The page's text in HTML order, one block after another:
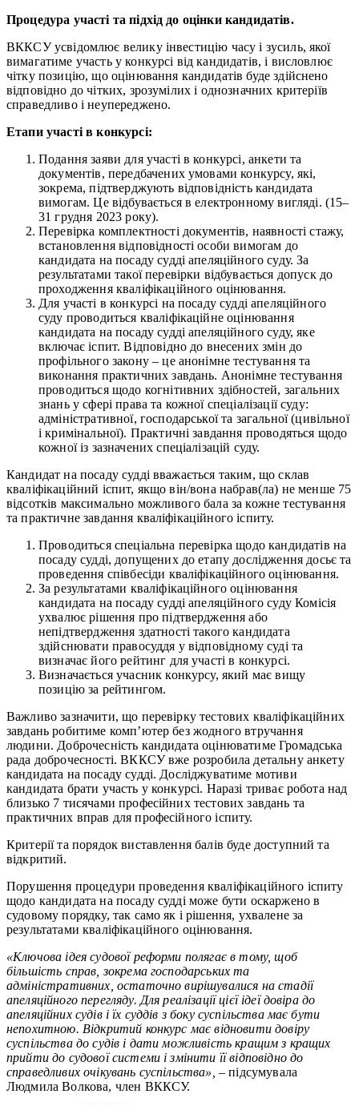
Процедура участі та підхід до оцінки кандидатів.
ВККСУ усвідомлює велику інвестицію часу і зусиль, якої
вимагатиме участь у конкурсі від кандидатів, і висловлює
чітку позицію, що оцінювання кандидатів буде здійснено
відповідно до чітких, зрозумілих і однозначних критеріїв
справедливо і неупереджено.
Етапи участі в конкурсі:
Подання заяви для участі в конкурсі, анкети та
документів, передбачених умовами конкурсу, які,
зокрема, підтверджують відповідність кандидата
вимогам. Це відбувається в електронному вигляді. (15–
31 грудня 2023 року).
Перевірка комплектності документів, наявності стажу,
встановлення відповідності особи вимогам до
кандидата на посаду судді апеляційного суду. За
результатами такої перевірки відбувається допуск до
проходження кваліфікаційного оцінювання.
Для участі в конкурсі на посаду судді апеляційного
суду проводиться кваліфікаційне оцінювання
кандидата на посаду судді апеляційного суду, яке
включає іспит. Відповідно до внесених змін до
профільного закону – це анонімне тестування та
виконання практичних завдань. Анонімне тестування
проводиться щодо когнітивних здібностей, загальних
знань у сфері права та кожної спеціалізації суду:
адміністративної, господарської та загальної (цивільної
і кримінальної). Практичні завдання проводяться щодо
кожної із зазначених спеціалізацій суду.
Кандидат на посаду судді вважається таким, що склав
кваліфікаційний іспит, якщо він/вона набрав(ла) не менше 75
відсотків максимально можливого бала за кожне тестування
та практичне завдання кваліфікаційного іспиту.
Проводиться спеціальна перевірка щодо кандидатів на
посаду судді, допущених до етапу дослідження досьє та
проведення співбесіди кваліфікаційного оцінювання.
За результатами кваліфікаційного оцінювання
кандидата на посаду судді апеляційного суду Комісія
ухвалює рішення про підтвердження або
непідтвердження здатності такого кандидата
здійснювати правосуддя у відповідному суді та
визначає його рейтинг для участі в конкурсі.
Визначається учасник конкурсу, який має вищу
позицію за рейтингом.
Важливо зазначити, що перевірку тестових кваліфікаційних
завдань робитиме комп’ютер без жодного втручання
людини. Доброчесність кандидата оцінюватиме Громадська
рада доброчесності. ВККСУ вже розробила детальну анкету
кандидата на посаду судді. Досліджуватиме мотиви
кандидата брати участь у конкурсі. Наразі триває робота над
близько 7 тисячами професійних тестових завдань та
практичних вправ для професійного іспиту.
Критерії та порядок виставлення балів буде доступний та
відкритий.
Порушення процедури проведення кваліфікаційного іспиту
щодо кандидата на посаду судді може бути оскаржено в
судовому порядку, так само як і рішення, ухвалене за
результатами кваліфікаційного оцінювання.
«Ключова ідея судової реформи полягає в тому, щоб
більшість справ, зокрема господарських та
адміністративних, остаточно вирішувалися на стадії
апеляційного перегляду. Для реалізації цієї ідеї довіра до
апеляційних судів і їх суддів з боку суспільства має бути
непохитною. Відкритий конкурс має відновити довіру
суспільства до судів і дати можливість кращим з кращих
прийти до судової системи і змінити її відповідно до
справедливих очікувань суспільства», – підсумувала
Людмила Волкова, член ВККСУ.